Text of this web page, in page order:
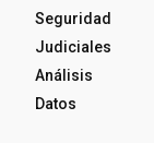
Seguridad
Judiciales
Análisis
Datos